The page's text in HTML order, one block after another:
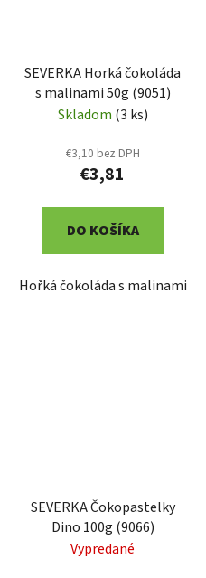
SEVERKA Horká čokoláda
s malinami 50g (9051)
Skladom (3 ks)
€3,10 bez DPH
€3,81
DO KOŠÍKA
Hořká čokoláda s malinami
SEVERKA Čokopastelky
Dino 100g (9066)
Vypredané